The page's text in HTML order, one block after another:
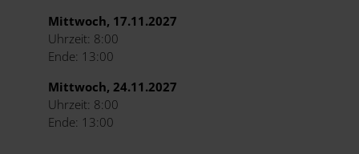
Mittwoch, 17.11.2027
Uhrzeit: 8:00
Ende: 13:00
Mittwoch, 24.11.2027
Uhrzeit: 8:00
Ende: 13:00